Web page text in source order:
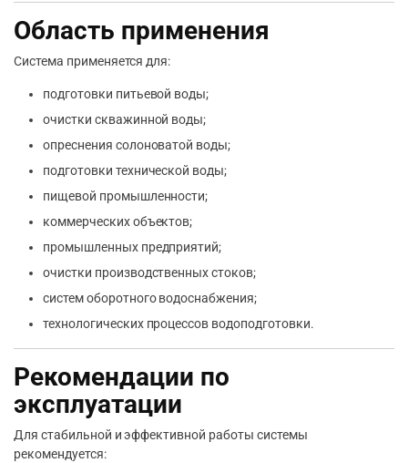
Область применения
Система применяется для:
подготовки питьевой воды;
очистки скважинной воды;
опреснения солоноватой воды;
подготовки технической воды;
пищевой промышленности;
коммерческих объектов;
промышленных предприятий;
очистки производственных стоков;
систем оборотного водоснабжения;
технологических процессов водоподготовки.
Рекомендации по
эксплуатации
Для стабильной и эффективной работы системы
рекомендуется: